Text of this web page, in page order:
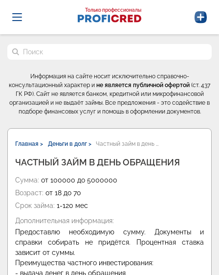
Probrokery - Только профессионалы
Только профессионалы
Поиск по сайту
Информация на сайте носит исключительно справочно-
консультационный характер и не является публичной офертой (ст. 437
ГК РФ). Сайт не является банком, кредитной или микрофинансовой
организацией и не выдаёт займы. Все предложения - это содействие в
подборе финансовых услуг и помощь в оформлении документов.
Главная > Деньги в долг > Частный займ в день …
ЧАСТНЫЙ ЗАЙМ В ДЕНЬ ОБРАЩЕНИЯ
Сумма: от 100000 до 5000000
Возраст: от 18 до 70
Срок займа: 1-120 мес
Дополнительная информация:
Предоставлю необходимую сумму. Документы и
справки собирать не придётся. Процентная ставка
зависит от суммы.
Преимущества частного инвестирования:
- выдача денег в день обращения,